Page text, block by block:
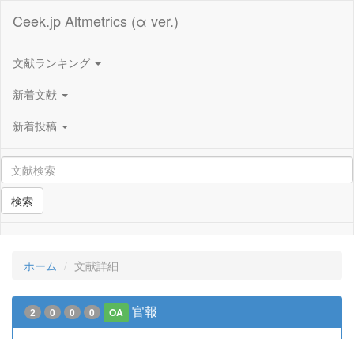
Ceek.jp Altmetrics (α ver.)
文献ランキング
新着文献
新着投稿
検索
ホーム 文献詳細
2 0 0 0 OA 官報